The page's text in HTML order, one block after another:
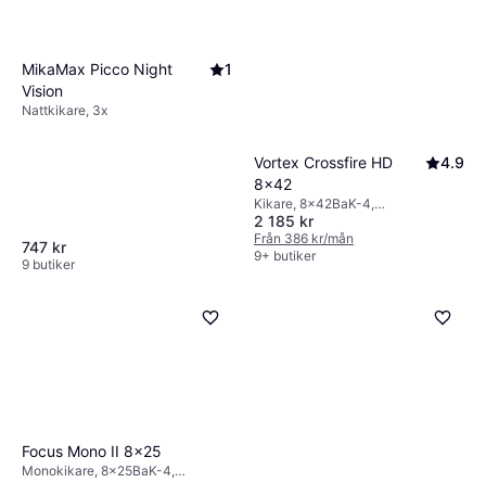
MikaMax Picco Night
Vision
1
Nattkikare, 3x
747 kr
9 butiker
Vortex Crossfire HD
8x42
4.9
Kikare, 8x42BaK-4,
Takkantsprisma, Stativfäste,
Stöttålig, Helt multibelagd
2 185 kr
Från 386 kr/mån
9+ butiker
Focus Mono II 8x25
Monokikare, 8x25BaK-4,